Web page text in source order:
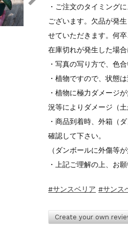
・ご注文のタイミング
ございます。欠品が発
せていただきます。何
在庫切れが発生した場
・写真の写り方で、色
・植物ですので、状態
・植物に極力ダメージ
況等によりダメージ（
・商品到着時、外箱（
確認して下さい。
（ダンボールに外傷等
・上記ご理解の上、お
#サンスベリア #サンス
Create your own